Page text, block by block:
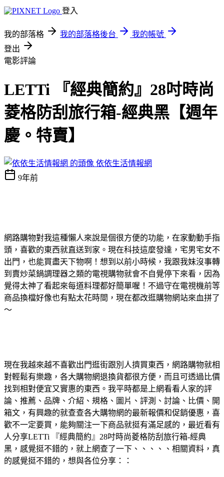
登入
我的部落格 我的部落格後台
我的帳號
登出
電影評論
LETTi 『經典簡約』28吋時尚
菱格防刮旅行箱-經典黑【週年
慶。特賣】
依依生活情報網
9年前
網路購物對我這種懶人來說是個很方便的功能，在家動動手指
頭，喜歡的東西就直送到家。現在科技這麼發達，宅男宅女不
出門，也能買盡天下物啊！想到以前小時候，我跟我妹沒事轉
到賣炒菜鍋調理器之類的電視購物就會不自覺停下來看，因為
覺得太神了看起來每道料理都好簡單喔！不過守在電視機前等
商品換檔好像也有點太花時間，現在都改逛購物網站來血拼了
～
現在我越來越不喜歡出門逛街跟別人擠買東西，網路購物就相
對輕鬆有樂趣，各大購物網退換貨都很方便，而且可透過比價
找到相對便宜又實惠的東西。我平時都是上網看看人家的評
論、推薦、品牌、介紹、規格、圖片、評測、討論、比價、開
箱文，有興趣的就查查各大購物網的最新報價和促銷優惠，喜
歡不一定要買，能夠關注一下商品就挺有滿足感的，最近看有
人分享LETTi 『經典簡約』28吋時尚菱格防刮旅行箱-經典
黑，感覺挺不錯的，就上網查了一下、、、、、相關資料，真
的感覺挺不錯的，想與各位分享：：